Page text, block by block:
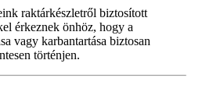
raktárkészletről biztosított
érkeznek önhöz, hogy a
vagy karbantartása biztosan
történjen.